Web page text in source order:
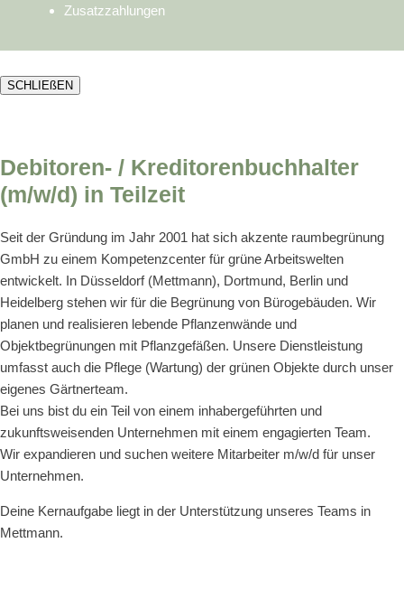
Zusatzzahlungen
SCHLIEßEN
Debitoren- / Kreditorenbuchhalter
(m/w/d) in Teilzeit
Seit der Gründung im Jahr 2001 hat sich akzente raumbegrünung
GmbH zu einem Kompetenzcenter für grüne Arbeitswelten
entwickelt. In Düsseldorf (Mettmann), Dortmund, Berlin und
Heidelberg stehen wir für die Begrünung von Bürogebäuden. Wir
planen und realisieren lebende Pflanzenwände und
Objektbegrünungen mit Pflanzgefäßen. Unsere Dienstleistung
umfasst auch die Pflege (Wartung) der grünen Objekte durch unser
eigenes Gärtnerteam.
Bei uns bist du ein Teil von einem inhabergeführten und
zukunftsweisenden Unternehmen mit einem engagierten Team.
Wir expandieren und suchen weitere Mitarbeiter m/w/d für unser
Unternehmen.
Deine Kernaufgabe liegt in der Unterstützung unseres Teams in
Mettmann.